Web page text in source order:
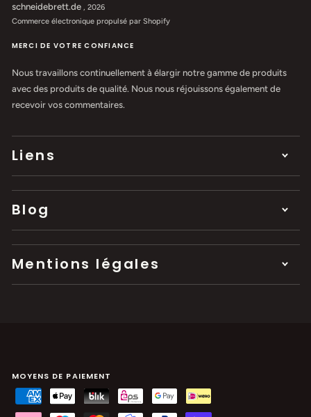
schneidebrett.de, 2026
Commerce électronique propulsé par Shopify
MERCI DE VOTRE CONFIANCE
Nous travaillons continuellement à élargir notre gamme de produits
avec des produits de qualité. Nous nous réjouissons également de
recevoir vos commentaires.
Liens
Blog
Mentions légales
MOYENS DE PAIEMENT